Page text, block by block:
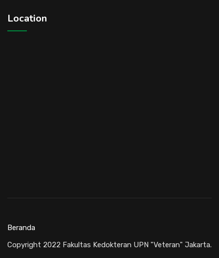
Location
Copyright 2022 Fakultas Kedokteran UPN "Veteran" Jakarta.
Beranda